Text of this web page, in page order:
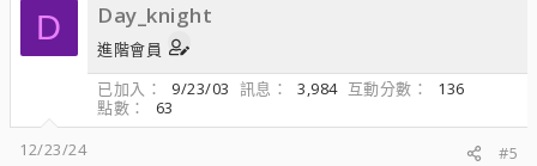
D Day_knight
進階會員
已加入
9/23/03 訊息 3,984 互動分數
136
點數
63
12/23/24
#5